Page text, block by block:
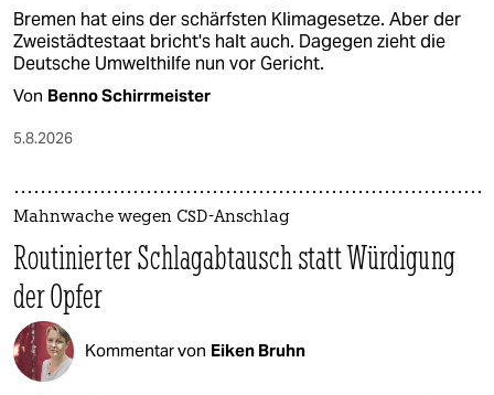
Bremen hat eins der schärfsten Klimagesetze. Aber der
Zweistädtestaat bricht's halt auch. Dagegen zieht die
Deutsche Umwelthilfe nun vor Gericht.
Von Benno Schirrmeister
5.8.2026
Mahnwache wegen CSD-Anschlag
Routinierter Schlagabtausch statt Würdigung
der Opfer
Kommentar von Eiken Bruhn